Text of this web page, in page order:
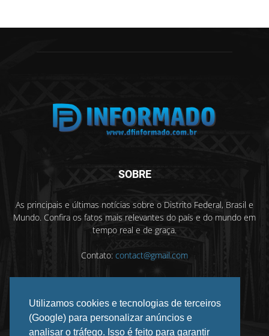
Utilizamos cookies e tecnologias de terceiros
(Google) para personalizar anúncios e
analisar o tráfego. Isso é feito para garantir
SOBRE
As principais e últimas notícias sobre o Distrito Federal, Brasil e
Mundo. Confira os fatos mais relevantes do país e do mundo em
tempo real e de graça.
Contato: contact@gmail.com
SIGA-NOS